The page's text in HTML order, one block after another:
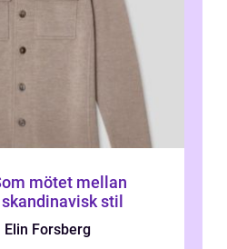
mötet mellan
stil
Elin Forsberg